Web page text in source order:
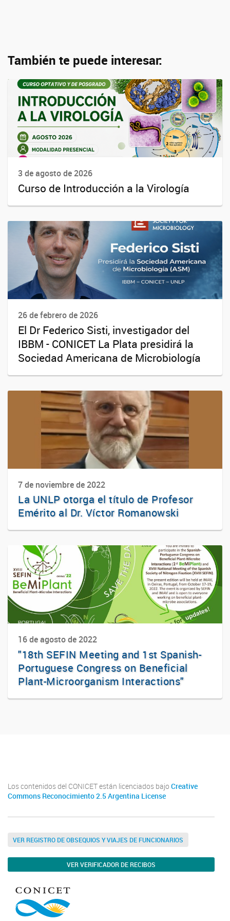
También te puede interesar:
3 de agosto de 2026
Curso de Introducción a la Virología
26 de febrero de 2026
El Dr Federico Sisti, investigador del
IBBM - CONICET La Plata presidirá la
Sociedad Americana de Microbiología
7 de noviembre de 2022
La UNLP otorga el título de Profesor
Emérito al Dr. Víctor Romanowski
16 de agosto de 2022
"18th SEFIN Meeting and 1st Spanish-
Portuguese Congress on Beneficial
Plant-Microorganism Interactions"
Los contenidos del CONICET están licenciados bajo Creative
Commons Reconocimiento 2.5 Argentina License
VER REGISTRO DE OBSEQUIOS Y VIAJES DE FUNCIONARIOS
VER VERIFICADOR DE RECIBOS